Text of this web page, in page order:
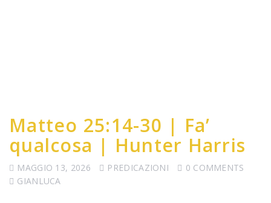
Matteo 25:14-30 | Fa’
qualcosa | Hunter Harris
MAGGIO 13, 2026 PREDICAZIONI
0 COMMENTS
GIANLUCA